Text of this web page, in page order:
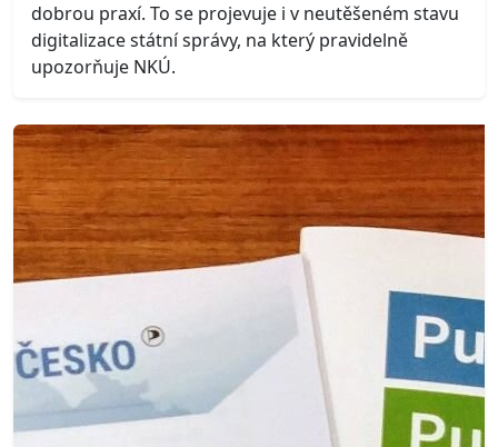
dobrou praxí. To se projevuje i v neutěšeném stavu
digitalizace státní správy, na který pravidelně
upozorňuje NKÚ.